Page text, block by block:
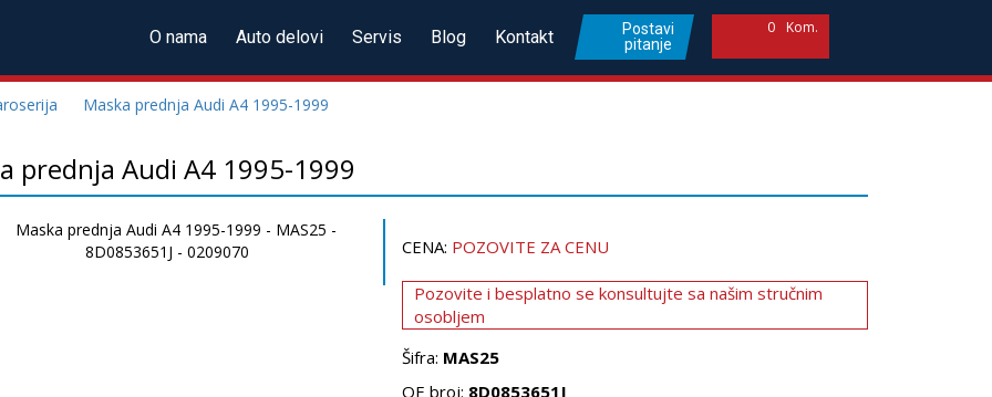
O nama Auto delovi Servis Blog Kontakt
Postavi
pitanje
0 Kom.
Maska prednja Audi A4 1995-1999
prednja Audi A4 1995-1999
CENA: POZOVITE ZA CENU
Pozovite i besplatno se konsultujte sa našim stručnim
osobljem
Šifra: MAS25
OE broj: 8D0853651J